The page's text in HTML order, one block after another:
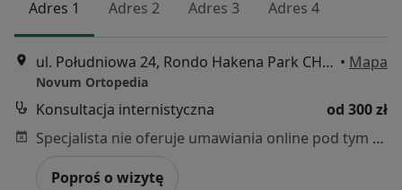
Adres 1 Adres 2 Adres 3 Adres 4
ul. Południowa 24, Rondo Hakena Park CH, Szczecin • Mapa
Novum Ortopedia
Konsultacja internistyczna
od 300 zł
Specjalista nie oferuje umawiania online pod tym adresem.
Poproś o wizytę